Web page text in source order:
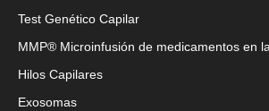
Test Genético Capilar
MMP® Microinfusión de medicamentos en
Hilos Capilares
Exosomas